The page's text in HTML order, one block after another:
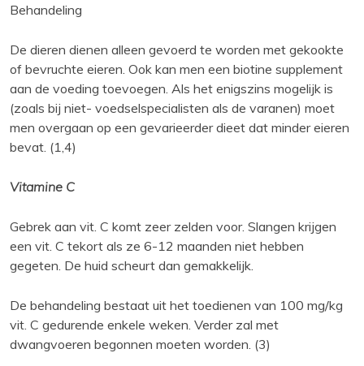
Behandeling
De dieren dienen alleen gevoerd te worden met gekookte
of bevruchte eieren. Ook kan men een biotine supplement
aan de voeding toevoegen. Als het enigszins mogelijk is
(zoals bij niet- voedselspecialisten als de varanen) moet
men overgaan op een gevarieerder dieet dat minder eieren
bevat. (1,4)
Vitamine C
Gebrek aan vit. C komt zeer zelden voor. Slangen krijgen
een vit. C tekort als ze 6-12 maanden niet hebben
gegeten. De huid scheurt dan gemakkelijk.
De behandeling bestaat uit het toedienen van 100 mg/kg
vit. C gedurende enkele weken. Verder zal met
dwangvoeren begonnen moeten worden. (3)